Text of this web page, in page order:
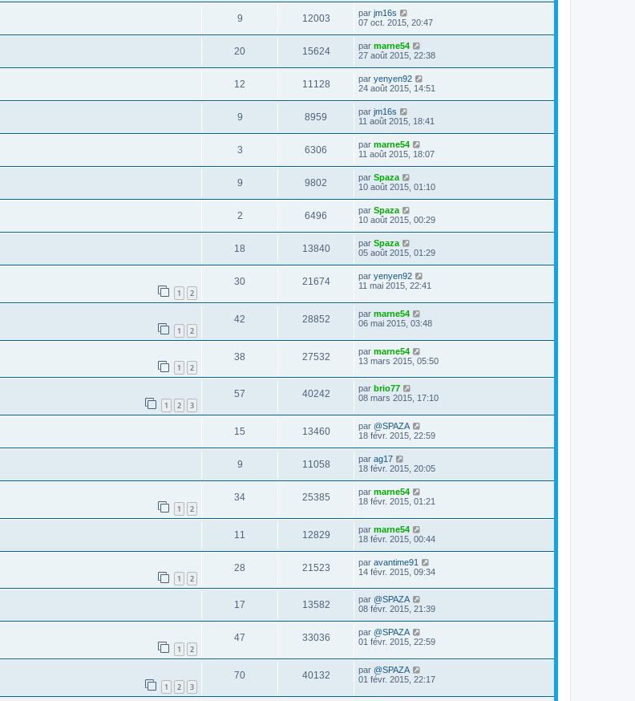
9 12003 par jm16s
07 oct. 2015, 20:47
20 15624 par marne54
27 août 2015, 22:38
12 11128 par yenyen92
24 août 2015, 14:51
9 8959 par jm16s
11 août 2015, 18:41
3 6306 par marne54
11 août 2015, 18:07
9 9802 par Spaza
10 août 2015, 01:10
2 6496 par Spaza
10 août 2015, 00:29
18 13840 par Spaza
05 août 2015, 01:29
1 2
30 21674 par yenyen92
11 mai 2015, 22:41
1 2
42 28852 par marne54
06 mai 2015, 03:48
1 2
38 27532 par marne54
13 mars 2015, 05:50
1 2 3
57 40242 par brio77
08 mars 2015, 17:10
15 13460 par @SPAZA
18 févr. 2015, 22:59
9 11058 par ag17
18 févr. 2015, 20:05
1 2
34 25385 par marne54
18 févr. 2015, 01:21
11 12829 par marne54
18 févr. 2015, 00:44
1 2
28 21523 par avantime91
14 févr. 2015, 09:34
17 13582 par @SPAZA
08 févr. 2015, 21:39
1 2
47 33036 par @SPAZA
01 févr. 2015, 22:59
1 2 3
70 40132 par @SPAZA
01 févr. 2015, 22:17